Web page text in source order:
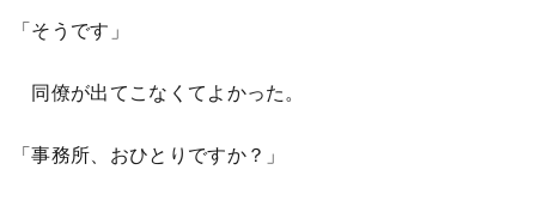
「そうです」
同僚が出てこなくてよかった。
「事務所、おひとりですか？」